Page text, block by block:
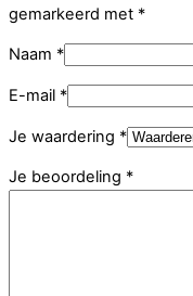
gemarkeerd met *
Naam *
E-mail *
Je waardering *
Je beoordeling *